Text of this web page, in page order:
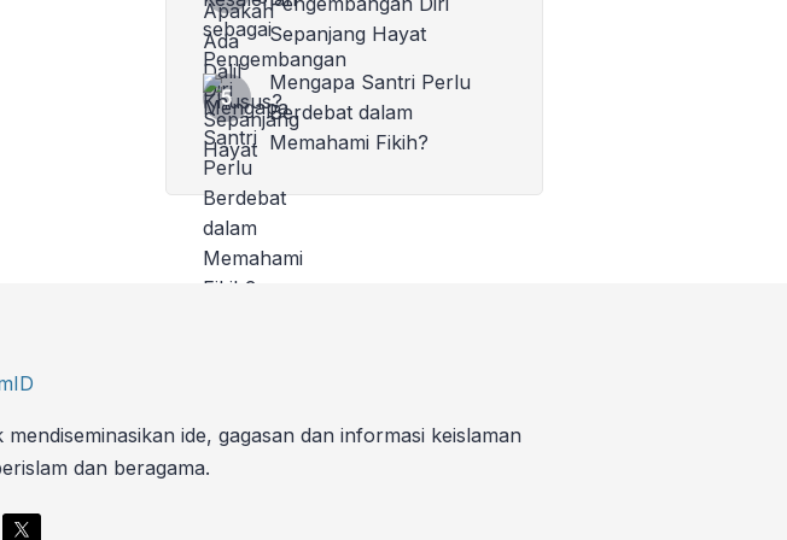
Sepanjang Hayat
Mengapa Santri Perlu
Berdebat dalam
Memahami Fikih?
ide, gagasan dan informasi keislaman
dan beragama.